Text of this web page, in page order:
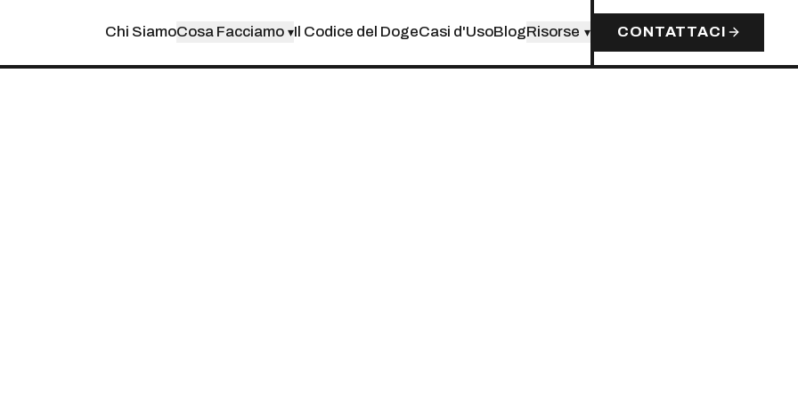
Chi SiamoCosa Facciamo ▾Il Codice del DogeCasi d'UsoBlogRisorse ▾ CONTATTACI